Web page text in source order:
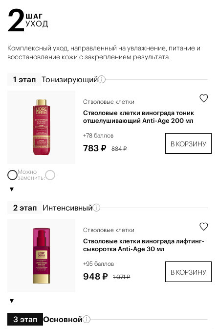
2 ШАГ
УХОД
Комплексный уход, направленный на увлажнение, питание и
восстановление кожи с закреплением результата.
1 этап Тонизирующий
Стволовые клетки
Стволовые клетки винограда тоник
отшелушивающий Anti-Age 200 мл
+78 баллов
783 ₽ 884 ₽
В КОРЗИНУ
Можно
заменить:
2 этап Интенсивный
Стволовые клетки
Стволовые клетки винограда лифтинг-
сыворотка Anti-Age 30 мл
+95 баллов
948 ₽ 1 071 ₽
В КОРЗИНУ
3 этап Основной